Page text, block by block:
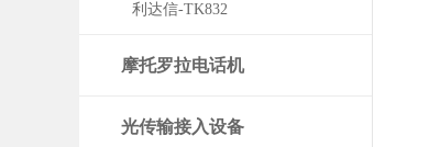
利达信-TK832
摩托罗拉电话机
光传输接入设备